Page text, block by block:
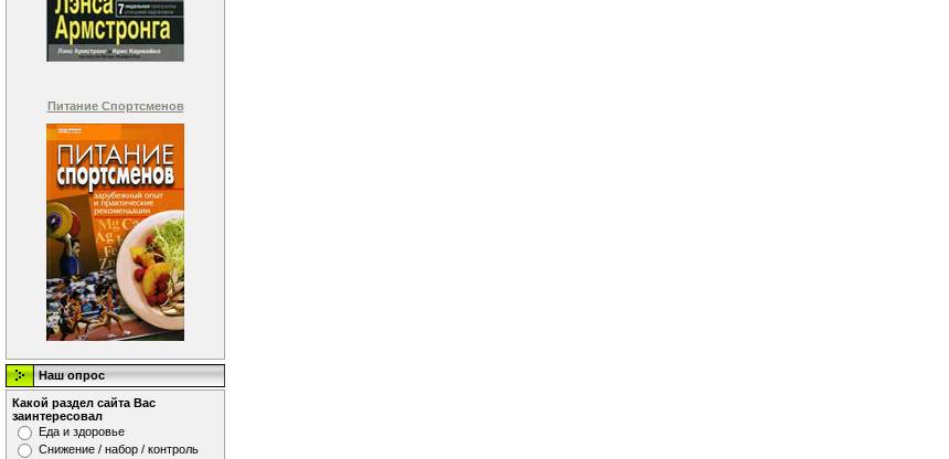
Питание Спортсменов
Наш опрос
Какой раздел сайта Вас
заинтересовал
Еда и здоровье
Снижение / набор / контроль